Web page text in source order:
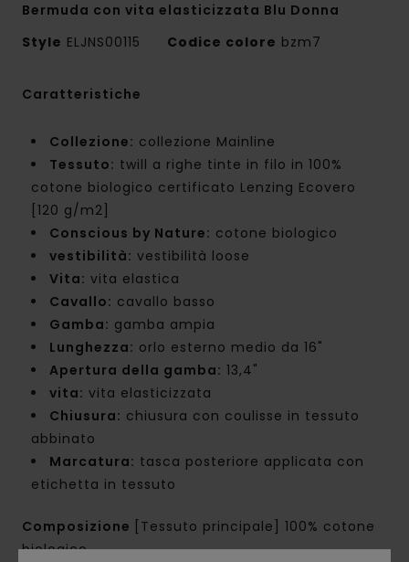
Bermuda con vita elasticizzata Blu Donna
Style ELJNS00115 Codice colore bzm7
Caratteristiche
Collezione: collezione Mainline
Tessuto: twill a righe tinte in filo in 100%
cotone biologico certificato Lenzing Ecovero
[120 g/m2]
Conscious by Nature: cotone biologico
vestibilità: vestibilità loose
Vita: vita elastica
Cavallo: cavallo basso
Gamba: gamba ampia
Lunghezza: orlo esterno medio da 16"
Apertura della gamba: 13,4"
vita: vita elasticizzata
Chiusura: chiusura con coulisse in tessuto
abbinato
Marcatura: tasca posteriore applicata con
etichetta in tessuto
Composizione
[Tessuto principale] 100% cotone
biologico